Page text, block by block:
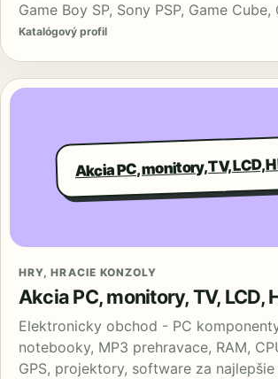
Game Boy SP, Sony PSP, Game Cube,
Katalógový profil
Akcia PC, monitory, TV, LCD,
HRY, HRACIE KONZOLY
Akcia PC, monitory, TV, LCD,
Elektronicky obchod - PC
notebooky, MP3 prehravace, RAM,
GPS, projektory, software za najlepšie